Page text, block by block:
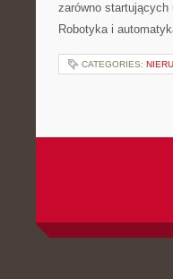
zarówno
Robotyka i
CATEGORIES: